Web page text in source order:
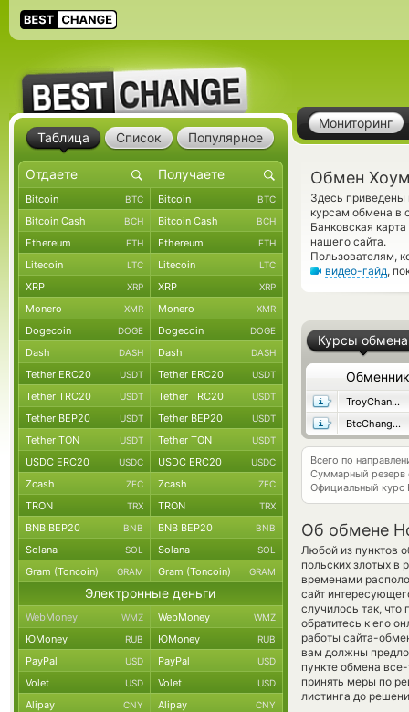
Мониторинг
Обмен Хоум
Здесь
курсам обмена в
Банковская
нашего сайта.
Пользователям,
видео-гайд,
Курсы обмена
Обменник
TroyChange
BtcChange24
Всего по
Суммарный резерв
Официальный курс
Об обмене
Любой из пунктов
польских злотых в
временами
сайт
случилось так,
обратитесь к его
работы сайта-
вам должны
пункте обмена
принять меры по
листинга до
Таблица Список Популярное
Bitcoin BTC Bitcoin BTC
Bitcoin Cash BCH Bitcoin Cash BCH
Ethereum ETH Ethereum ETH
Litecoin LTC Litecoin LTC
XRP XRP XRP XRP
Monero XMR Monero XMR
Dogecoin DOGE Dogecoin DOGE
Dash DASH Dash DASH
Tether ERC20 USDT Tether ERC20 USDT
Tether TRC20 USDT Tether TRC20 USDT
Tether BEP20 USDT Tether BEP20 USDT
Tether TON USDT Tether TON USDT
USDC ERC20 USDC USDC ERC20 USDC
Zcash ZEC Zcash ZEC
TRON TRX TRON TRX
BNB BEP20 BNB BNB BEP20 BNB
Solana SOL Solana SOL
Gram (Toncoin) GRAM Gram (Toncoin) GRAM
Электронные деньги
WebMoney WMZ WebMoney WMZ
ЮMoney RUB ЮMoney RUB
PayPal USD PayPal USD
Volet USD Volet USD
Alipay CNY Alipay CNY